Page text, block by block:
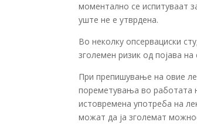
моментално се испитуваат
уште не е утврдена.
Во неколку опсервациски
зголемен ризик од појава
При препишување на овие
пореметувања во работата
истовремена употреба на
можат да ја зголемат